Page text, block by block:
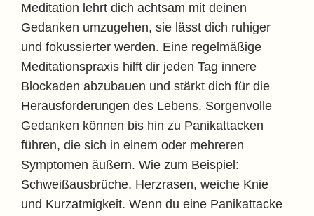
Meditation lehrt dich achtsam mit deinen
Gedanken umzugehen, sie lässt dich ruhiger
und fokussierter werden. Eine regelmäßige
Meditationspraxis hilft dir jeden Tag innere
Blockaden abzubauen und stärkt dich für die
Herausforderungen des Lebens. Sorgenvolle
Gedanken können bis hin zu Panikattacken
führen, die sich in einem oder mehreren
Symptomen äußern. Wie zum Beispiel:
Schweißausbrüche, Herzrasen, weiche Knie
und Kurzatmigkeit. Wenn du eine Panikattacke